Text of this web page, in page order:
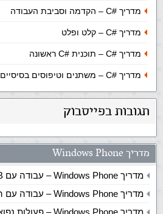
מדריך C# – הקדמה וסביבת העבודה
מדריך C# – קלט ופלט
מדריך C# – תוכנית #C ראשונה
מדריך C# – משתנים וטיפוסים בסיסיים
תגובות בפייסבוק
מדריך Windows Phone
מדריך Windows Phone – עבודה עם DB מקומי
מדריך Windows Phone – עבודה עם המצלמה
מדריך Windows Phone – פעולות נפוצות חדשות במנגו